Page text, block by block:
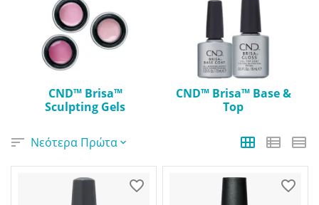
CND™ Brisa™
Sculpting Gels
CND™ Brisa™ Base &
Top
Νεότερα Πρώτα